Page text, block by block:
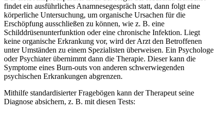
findet ein ausführliches Anamnesegespräch statt, dann folgt eine
körperliche Untersuchung, um organische Ursachen für die
Erschöpfung ausschließen zu können, wie z. B. eine
Schilddrüsenunterfunktion oder eine chronische Infektion. Liegt
keine organische Erkrankung vor, wird der Arzt den Betroffenen
unter Umständen zu einem Spezialisten überweisen. Ein Psychologe
oder Psychiater übernimmt dann die Therapie. Dieser kann die
Symptome eines Burn-outs von anderen schwerwiegenden
psychischen Erkrankungen abgrenzen.
Mithilfe standardisierter Fragebögen kann der Therapeut seine
Diagnose absichern, z. B. mit diesen Tests: